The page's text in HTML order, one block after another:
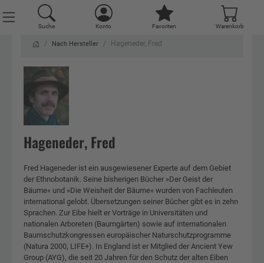
Suche Konto Favoriten Warenkorb
Nach Hersteller Hageneder, Fred
Hageneder, Fred
Fred Hageneder ist ein ausgewiesener Experte auf dem Gebiet
der Ethnobotanik. Seine bisherigen Bücher »Der Geist der
Bäume« und »Die Weisheit der Bäume« wurden von Fachleuten
international gelobt. Übersetzungen seiner Bücher gibt es in zehn
Sprachen. Zur Eibe hielt er Vorträge in Universitäten und
nationalen Arboreten (Baumgärten) sowie auf internationalen
Baumschutzkongressen europäischer Naturschutzprogramme
(Natura 2000, LIFE+). In England ist er Mitglied der Ancient Yew
Group (AYG), die seit 20 Jahren für den Schutz der alten Eiben